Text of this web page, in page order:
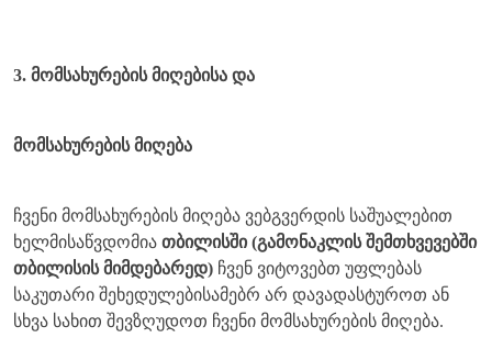
3. მომსახურების მიღებისა და
მომსახურების მიღება
ჩვენი მომსახურების მიღება ვებგვერდის საშუალებით
ხელმისაწვდომია თბილისში (გამონაკლის შემთხვევებში
თბილისის მიმდებარედ) ჩვენ ვიტოვებთ უფლებას
საკუთარი შეხედულებისამებრ არ დავადასტუროთ ან
სხვა სახით შევზღუდოთ ჩვენი მომსახურების მიღება.